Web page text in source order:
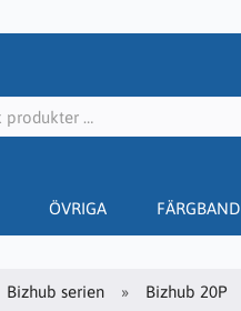
ÖVRIGA FÄRGBAND
Bizhub serien Bizhub 20P